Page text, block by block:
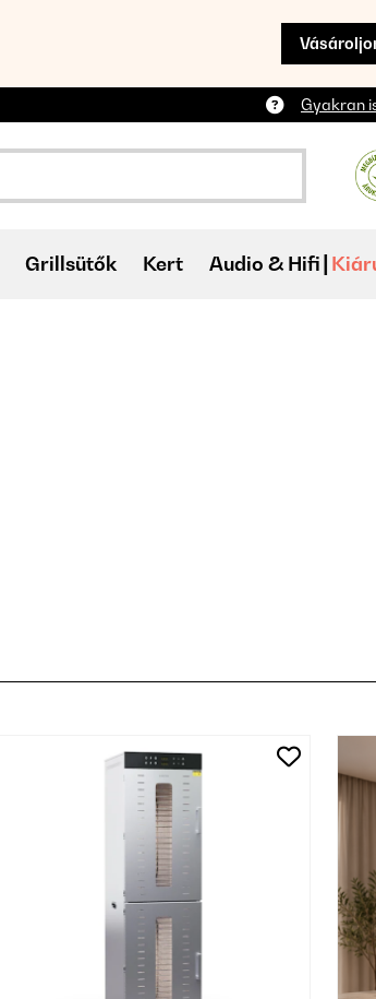
Gyakran
Grillsütők Kert Audio & Hifi